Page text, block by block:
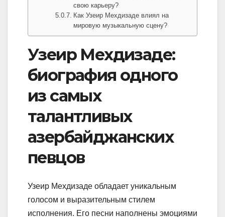
свою карьеру?
Как Узеир Мехдизаде влиял на
мировую музыкальную сцену?
Узеир Мехдизаде:
биография одного
из самых
талантливых
азербайджанских
певцов
Узеир Мехдизаде обладает уникальным
голосом и выразительным стилем
исполнения. Его песни наполнены эмоциями